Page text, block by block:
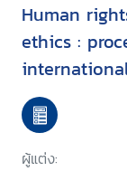
Human
ethics :
anniversary
Declaration
ผู้แต่ง: